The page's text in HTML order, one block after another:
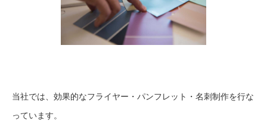
当社では、効果的なフライヤー・パンフレット・名刺制作を行な
っています。